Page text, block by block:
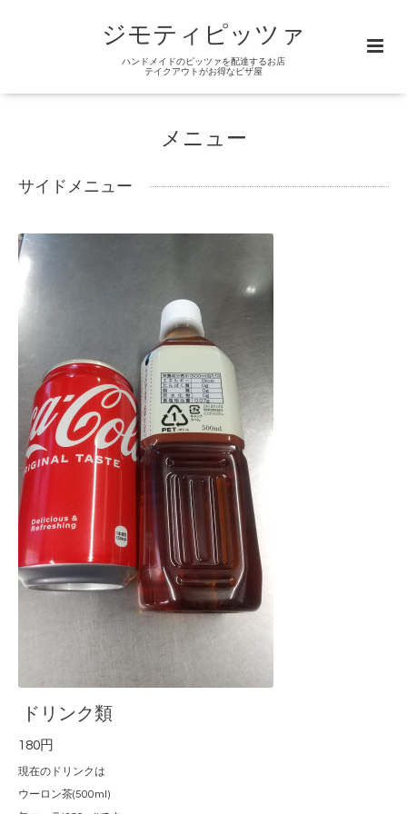
ジモティピッツァ
ハンドメイドのピッツァを配達するお店
テイクアウトがお得なピザ屋
メニュー
サイドメニュー
ドリンク類
180円
現在のドリンクは
ウーロン茶(500ml)